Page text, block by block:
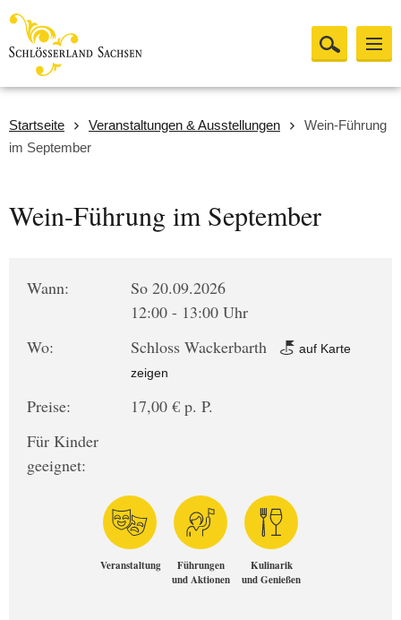
Startseite Veranstaltungen & Ausstellungen
Wein-Führung
im September
Wein-Führung im September
Wann:
So 20.09.2026
12:00 - 13:00 Uhr
Wo:
Schloss Wackerbarth
auf Karte
zeigen
Preise:
17,00 € p. P.
Für Kinder
geeignet:
Veranstaltung
Führungen
und Aktionen
Kulinarik
und Genießen